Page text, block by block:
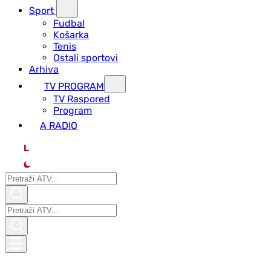
Sport
Fudbal
Košarka
Tenis
Ostali sportovi
Arhiva
TV PROGRAM
ТV Raspored
Program
A RADIO
L